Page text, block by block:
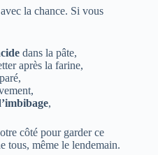
la chance. Si vous
dans la pâte,
après la farine,
,
côté pour garder ce
tous, même le lendemain.